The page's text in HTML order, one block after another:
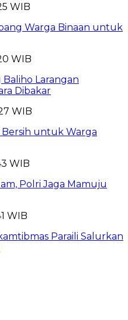
WIB
Warga Binaan untuk
WIB
Baliho Larangan
Dibakar
WIB
untuk Warga
WIB
Polri Jaga Mamuju
WIB
Paraili Salurkan